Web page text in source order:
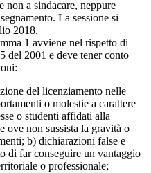
non a sindacare, neppure
La sessione si
2018.
1 avviene nel rispetto di
del 2001 e deve tener conto
del licenziamento nelle
o molestie a carattere
o studenti affidati alla
ove non sussista la gravità o
b) dichiarazioni false e
di far conseguire un vantaggio
o professionale;